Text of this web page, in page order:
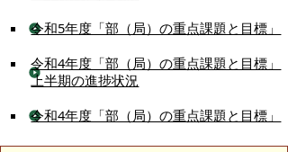
令和5年度「部（局）の重点課題と目標」
令和4年度「部（局）の重点課題と目標」
上半期の進捗状況
令和4年度「部（局）の重点課題と目標」